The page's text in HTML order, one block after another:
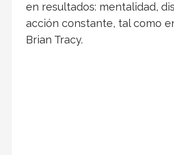
en resultados: mentalidad,
acción constante, tal como
Brian Tracy.